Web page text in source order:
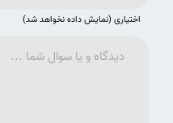
اختیاری (نمایش داده نخواهد شد)